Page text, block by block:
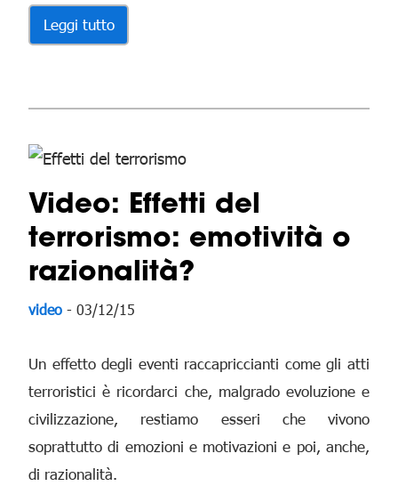
Leggi tutto
Video: Effetti del
terrorismo: emotività o
razionalità?
video - 03/12/15
Un effetto degli eventi raccapriccianti come gli atti
terroristici è ricordarci che, malgrado evoluzione e
civilizzazione, restiamo esseri che vivono
soprattutto di emozioni e motivazioni e poi, anche,
di razionalità.